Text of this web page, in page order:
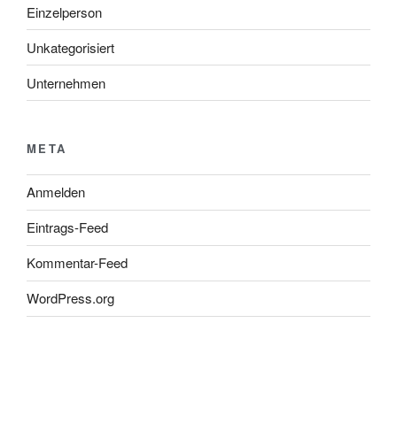
Einzelperson
Unkategorisiert
Unternehmen
META
Anmelden
Eintrags-Feed
Kommentar-Feed
WordPress.org